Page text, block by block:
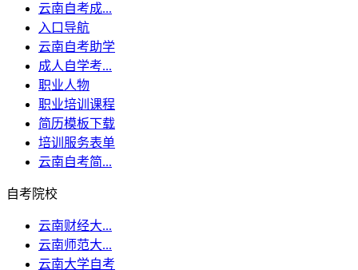
云南自考成...
入口导航
云南自考助学
成人自学考...
职业人物
职业培训课程
简历模板下载
培训服务表单
云南自考简...
自考院校
云南财经大...
云南师范大...
云南大学自考